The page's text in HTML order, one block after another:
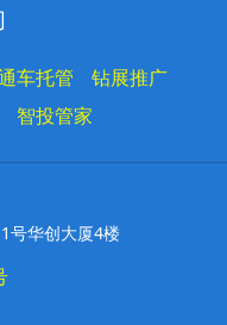
车托管
钻展推广
智投管家
号华创大厦4楼